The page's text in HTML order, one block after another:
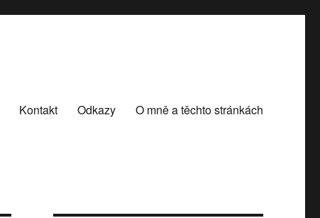
Kontakt Odkazy O mně a těchto stránkách